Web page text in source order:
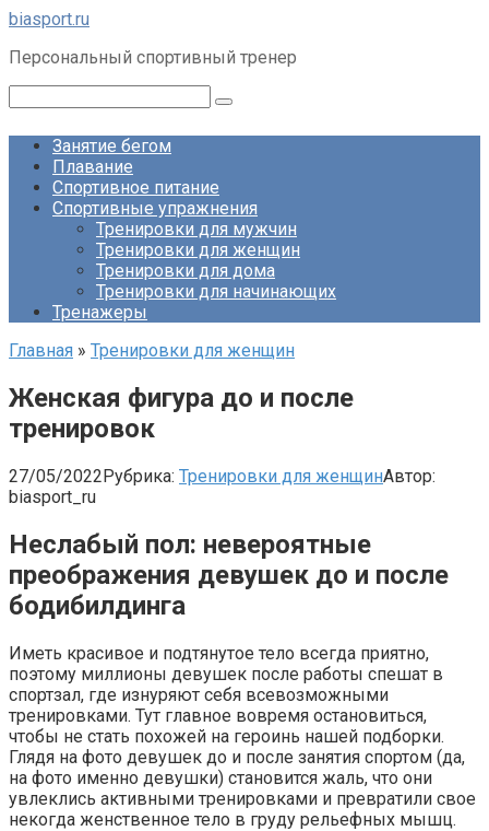
Перейти
контенту
biasport.ru
Персональный спортивный тренер
Занятие бегом
Плавание
Спортивное питание
Спортивные упражнения
Тренировки для мужчин
Тренировки для женщин
Тренировки для дома
Тренировки для начинающих
Тренажеры
Главная » Тренировки для женщин
Женская фигура до и после
тренировок
27/05/2022Рубрика: Тренировки для женщинАвтор:
biasport_ru
Неслабый пол: невероятные
преображения девушек до и после
бодибилдинга
Иметь красивое и подтянутое тело всегда приятно,
поэтому миллионы девушек после работы спешат в
спортзал, где изнуряют себя всевозможными
тренировками. Тут главное вовремя остановиться,
чтобы не стать похожей на героинь нашей подборки.
Глядя на фото девушек до и после занятия спортом (да,
на фото именно девушки) становится жаль, что они
увлеклись активными тренировками и превратили свое
некогда женственное тело в груду рельефных мышц.